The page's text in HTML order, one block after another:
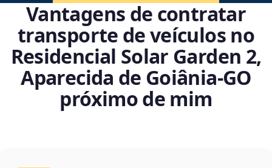
Vantagens de contratar
transporte de veículos no
Residencial Solar Garden 2,
Aparecida de Goiânia‑GO
próximo de mim